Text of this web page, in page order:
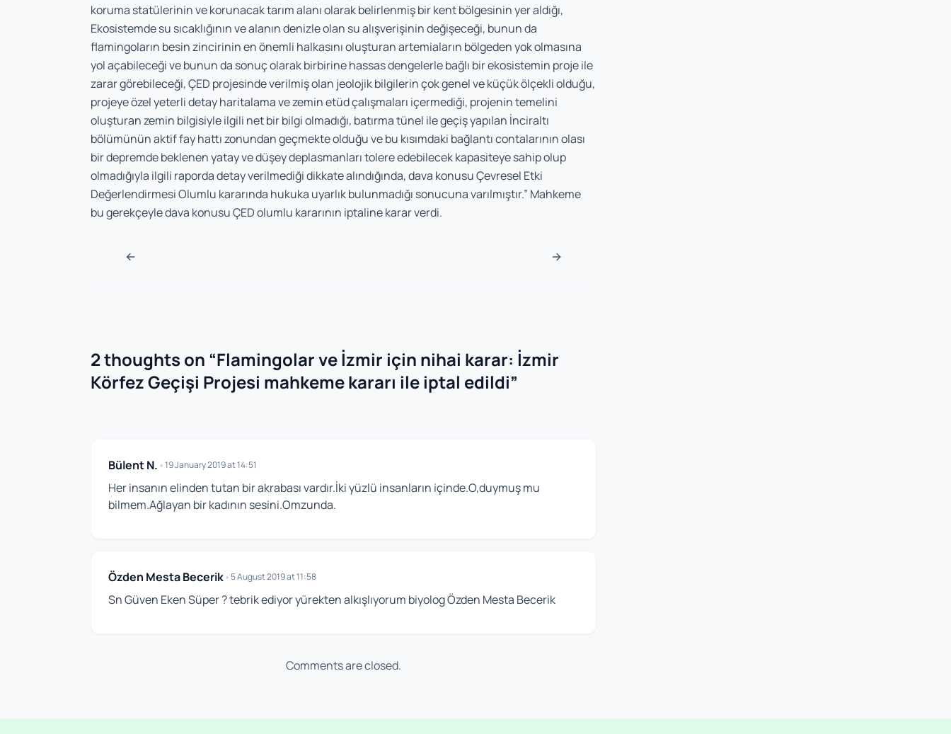
koruma statülerinin ve korunacak tarım alanı olarak belirlenmiş bir kent bölgesinin yer aldığı,
Ekosistemde su sıcaklığının ve alanın denizle olan su alışverişinin değişeceği, bunun da
flamingoların besin zincirinin en önemli halkasını oluşturan artemiaların bölgeden yok olmasına
yol açabileceği ve bunun da sonuç olarak birbirine hassas dengelerle bağlı bir ekosistemin proje ile
zarar görebileceği, ÇED projesinde verilmiş olan jeolojik bilgilerin çok genel ve küçük ölçekli olduğu,
projeye özel yeterli detay haritalama ve zemin etüd çalışmaları içermediği, projenin temelini
oluşturan zemin bilgisiyle ilgili net bir bilgi olmadığı, batırma tünel ile geçiş yapılan İnciraltı
bölümünün aktif fay hattı zonundan geçmekte olduğu ve bu kısımdaki bağlantı contalarının olası
bir depremde beklenen yatay ve düşey deplasmanları tolere edebilecek kapasiteye sahip olup
olmadığıyla ilgili raporda detay verilmediği dikkate alındığında, dava konusu Çevresel Etki
Değerlendirmesi Olumlu kararında hukuka uyarlık bulunmadığı sonucuna varılmıştır.” Mahkeme
bu gerekçeyle dava konusu ÇED olumlu kararının iptaline karar verdi.
Post navigation
← →
2 thoughts on “Flamingolar ve İzmir için nihai karar: İzmir
Körfez Geçişi Projesi mahkeme kararı ile iptal edildi”
Bülent N.•19 January 2019 at 14:51
Her insanın elinden tutan bir akrabası vardır.İki yüzlü insanların içinde.O,duymuş mu
bilmem.Ağlayan bir kadının sesini.Omzunda.
Özden Mesta Becerik•5 August 2019 at 11:58
Sn Güven Eken Süper ? tebrik ediyor yürekten alkışlıyorum biyolog Özden Mesta Becerik
Comments are closed.